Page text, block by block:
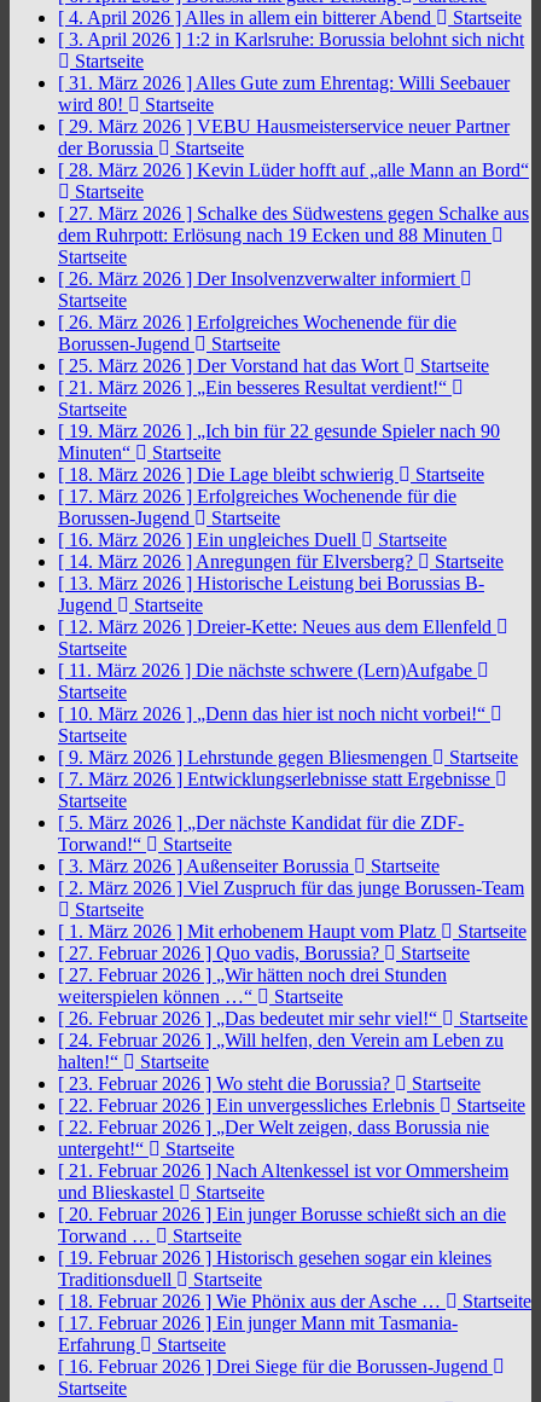
[ 4. April 2026 ] Alles in allem ein bitterer Abend
Startseite
[ 3. April 2026 ] 1:2 in Karlsruhe: Borussia belohnt sich nicht
Startseite
[ 31. März 2026 ] Alles Gute zum Ehrentag: Willi Seebauer
wird 80!
Startseite
[ 29. März 2026 ] VEBU Hausmeisterservice neuer Partner
der Borussia
Startseite
[ 28. März 2026 ] Kevin Lüder hofft auf „alle Mann an Bord“
Startseite
[ 27. März 2026 ] Schalke des Südwestens gegen Schalke aus
dem Ruhrpott: Erlösung nach 19 Ecken und 88 Minuten
Startseite
[ 26. März 2026 ] Der Insolvenzverwalter informiert
Startseite
[ 26. März 2026 ] Erfolgreiches Wochenende für die
Borussen-Jugend
Startseite
[ 25. März 2026 ] Der Vorstand hat das Wort
Startseite
[ 21. März 2026 ] „Ein besseres Resultat verdient!“
Startseite
[ 19. März 2026 ] „Ich bin für 22 gesunde Spieler nach 90
Minuten“
Startseite
[ 18. März 2026 ] Die Lage bleibt schwierig
Startseite
[ 17. März 2026 ] Erfolgreiches Wochenende für die
Borussen-Jugend
Startseite
[ 16. März 2026 ] Ein ungleiches Duell
Startseite
[ 14. März 2026 ] Anregungen für Elversberg?
Startseite
[ 13. März 2026 ] Historische Leistung bei Borussias B-
Jugend
Startseite
[ 12. März 2026 ] Dreier-Kette: Neues aus dem Ellenfeld
Startseite
[ 11. März 2026 ] Die nächste schwere (Lern)Aufgabe
Startseite
[ 10. März 2026 ] „Denn das hier ist noch nicht vorbei!“
Startseite
[ 9. März 2026 ] Lehrstunde gegen Bliesmengen
Startseite
[ 7. März 2026 ] Entwicklungserlebnisse statt Ergebnisse
Startseite
[ 5. März 2026 ] „Der nächste Kandidat für die ZDF-
Torwand!“
Startseite
[ 3. März 2026 ] Außenseiter Borussia
Startseite
[ 2. März 2026 ] Viel Zuspruch für das junge Borussen-Team
Startseite
[ 1. März 2026 ] Mit erhobenem Haupt vom Platz
Startseite
[ 27. Februar 2026 ] Quo vadis, Borussia?
Startseite
[ 27. Februar 2026 ] „Wir hätten noch drei Stunden
weiterspielen können …“
Startseite
[ 26. Februar 2026 ] „Das bedeutet mir sehr viel!“
Startseite
[ 24. Februar 2026 ] „Will helfen, den Verein am Leben zu
halten!“
Startseite
[ 23. Februar 2026 ] Wo steht die Borussia?
Startseite
[ 22. Februar 2026 ] Ein unvergessliches Erlebnis
Startseite
[ 22. Februar 2026 ] „Der Welt zeigen, dass Borussia nie
untergeht!“
Startseite
[ 21. Februar 2026 ] Nach Altenkessel ist vor Ommersheim
und Blieskastel
Startseite
[ 20. Februar 2026 ] Ein junger Borusse schießt sich an die
Torwand …
Startseite
[ 19. Februar 2026 ] Historisch gesehen sogar ein kleines
Traditionsduell
Startseite
[ 18. Februar 2026 ] Wie Phönix aus der Asche …
Startseite
[ 17. Februar 2026 ] Ein junger Mann mit Tasmania-
Erfahrung
Startseite
[ 16. Februar 2026 ] Drei Siege für die Borussen-Jugend
Startseite